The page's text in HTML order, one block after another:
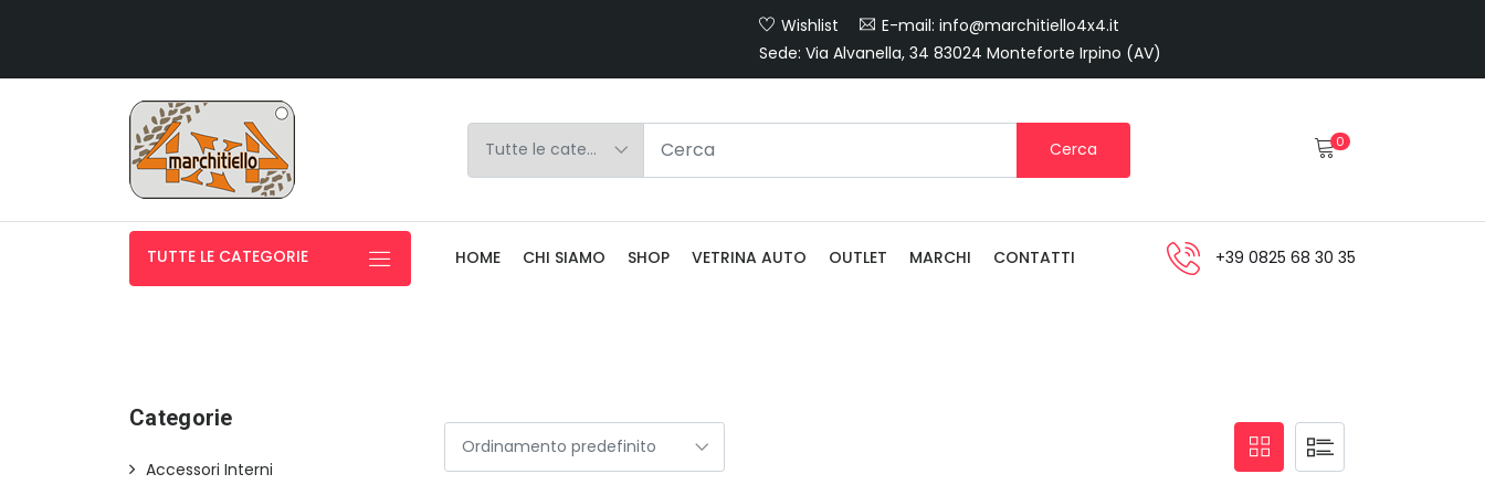
Wishlist
E-mail: info@marchitiello4x4.it
Sede: Via Alvanella, 34 83024 Monteforte Irpino (AV)
Cerca 0
TUTTE LE CATEGORIE HOME CHI SIAMO SHOP VETRINA AUTO OUTLET MARCHI CONTATTI +39 0825 68 30 35
Categorie
Accessori Interni